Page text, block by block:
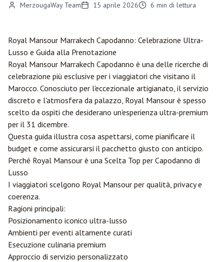
MerzougaWay Team 15 aprile 2026 6 min di lettura
Royal Mansour Marrakech Capodanno: Celebrazione Ultra-
Lusso e Guida alla Prenotazione
Royal Mansour Marrakech Capodanno è una delle ricerche di
celebrazione più esclusive per i viaggiatori che visitano il
Marocco. Conosciuto per l'eccezionale artigianato, il servizio
discreto e l'atmosfera da palazzo, Royal Mansour è spesso
scelto da ospiti che desiderano un'esperienza ultra-premium
per il 31 dicembre.
Questa guida illustra cosa aspettarsi, come pianificare il
budget e come assicurarsi il pacchetto giusto con anticipo.
Perché Royal Mansour è una Scelta Top per Capodanno di
Lusso
I viaggiatori scelgono Royal Mansour per qualità, privacy e
coerenza.
Ragioni principali:
Posizionamento iconico ultra-lusso
Ambienti per eventi altamente curati
Esecuzione culinaria premium
Approccio di servizio personalizzato